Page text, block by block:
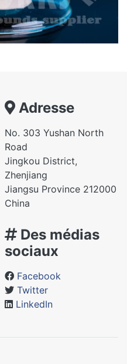
Adresse
No. 303 Yushan North
Road
Jingkou District,
Zhenjiang
Jiangsu Province 212000
China
Des médias
sociaux
Facebook
Twitter
LinkedIn